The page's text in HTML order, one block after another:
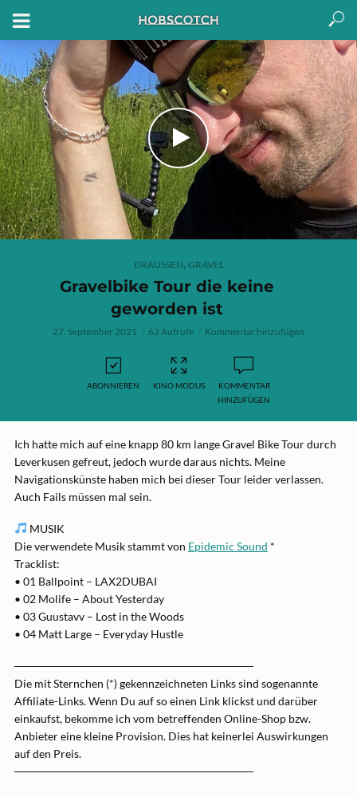
DRAUSSEN, GRAVEL
Gravelbike Tour die keine
geworden ist
27. September 2021 62 Aufrufe Kommentar hinzufügen
ABONNIEREN KINO MODUS
KOMMENTAR
HINZUFÜGEN
Ich hatte mich auf eine knapp 80 km lange Gravel Bike Tour durch
Leverkusen gefreut, jedoch wurde daraus nichts. Meine
Navigationskünste haben mich bei dieser Tour leider verlassen.
Auch Fails müssen mal sein.
MUSIK
Die verwendete Musik stammt von Epidemic Sound *
Tracklist:
• 01 Ballpoint – LAX2DUBAI
• 02 Molife – About Yesterday
• 03 Guustavv – Lost in the Woods
• 04 Matt Large – Everyday Hustle
──────────────────────────────
Die mit Sternchen (*) gekennzeichneten Links sind sogenannte
Affiliate-Links. Wenn Du auf so einen Link klickst und darüber
einkaufst, bekomme ich vom betreffenden Online-Shop bzw.
Anbieter eine kleine Provision. Dies hat keinerlei Auswirkungen
auf den Preis.
──────────────────────────────